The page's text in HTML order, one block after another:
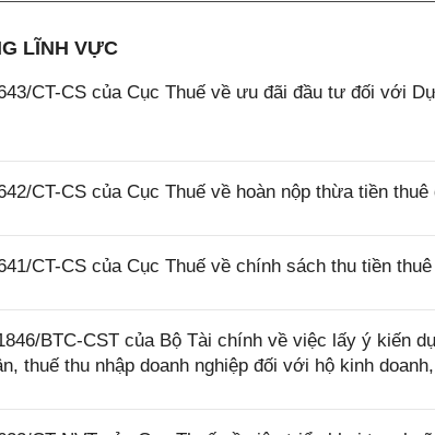
LĨNH VỰC
CT-CS của Cục Thuế về ưu đãi đầu tư đối với
CT-CS của Cục Thuế về hoàn nộp thừa tiền thuê
CT-CS của Cục Thuế về chính sách thu tiền
BTC-CST của Bộ Tài chính về việc lấy ý kiến
thuế thu nhập doanh nghiệp đối với hộ kinh